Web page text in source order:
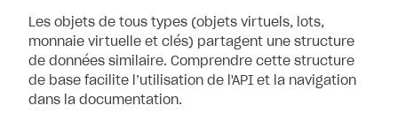
Les objets de tous types (objets virtuels, lots,
monnaie virtuelle et clés) partagent une structure
de données similaire. Comprendre cette structure
de base facilite l’utilisation de l'API et la navigation
dans la documentation.